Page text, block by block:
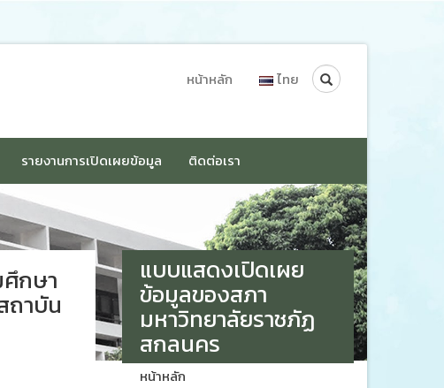
หน้าหลัก ไทย Search
รายงานการเปิดเผยข้อมูล ติดต่อเรา
กษา
ถาบัน
แบบแสดงเปิดเผย
ข้อมูลของสภา
มหาวิทยาลัยราชภัฏ
สกลนคร
หน้าหลัก